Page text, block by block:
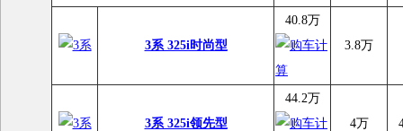
3系 325i时尚型
40.8万
3.8万
3系 325i领先型
44.2万
4万